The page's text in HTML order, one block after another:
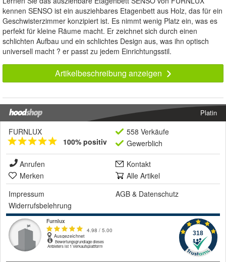
kennen SENSO ist ein ausziehbares Etagenbett aus Holz, das für ein
Geschwisterzimmer konzipiert ist. Es nimmt wenig Platz ein, was es
perfekt für kleine Räume macht. Er zeichnet sich durch einen
schlichten Aufbau und ein schlichtes Design aus, was ihn optisch
universell macht ? er passt zu jedem Einrichtungsstil.
Artikelbeschreibung anzeigen
Platin
FURNLUX
100% positiv
558 Verkäufe
Gewerblich
Anrufen
Kontakt
Merken
Alle Artikel
Impressum
AGB & Datenschutz
Widerrufsbelehrung